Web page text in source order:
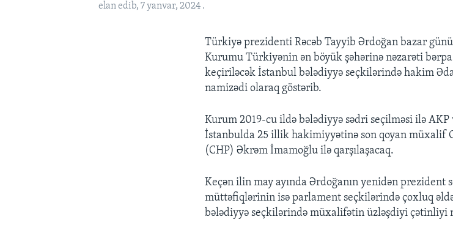
elan edib, 7 yanvar, 2024 .
Türkiyə prezidenti Rəcəb Tayyib Ərdoğan bazar
Kurumu Türkiyənin ən böyük şəhərinə nəzarəti
keçiriləcək İstanbul bələdiyyə seçkilərində hakim
namizədi olaraq göstərib.
Kurum 2019-cu ildə bələdiyyə sədri seçilməsi ilə AKP
İstanbulda 25 illik hakimiyyətinə son qoyan müxalif
(CHP) Əkrəm İmamoğlu ilə qarşılaşacaq.
Keçən ilin may ayında Ərdoğanın yenidən
müttəfiqlərinin isə parlament seçkilərində çoxluq
bələdiyyə seçkilərində müxalifətin üzləşdiyi çətinliyi